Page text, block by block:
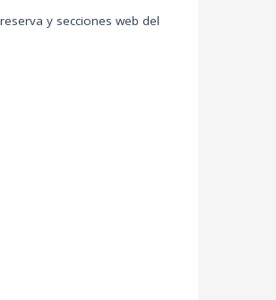
y secciones web del